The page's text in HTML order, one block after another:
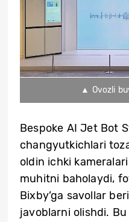
▲ Ovozli
Bespoke AI Jet Bot
changyutkichlari
oldin ichki
muhitni baholaydi,
Bixby’ga savollar
javoblarni olishdi.